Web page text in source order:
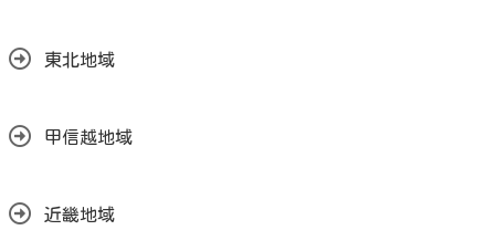
東北地域
甲信越地域
近畿地域